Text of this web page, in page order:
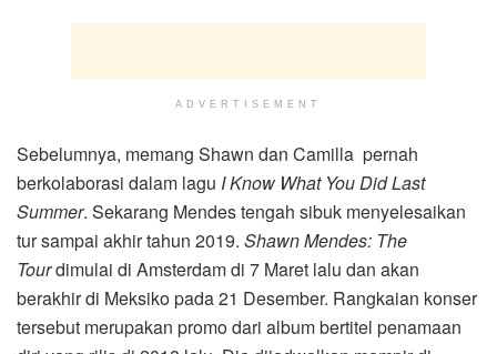
ADVERTISEMENT
Sebelumnya, memang Shawn dan Camilla pernah
berkolaborasi dalam lagu I Know What You Did Last
Summer. Sekarang Mendes tengah sibuk menyelesaikan
tur sampai akhir tahun 2019. Shawn Mendes: The
Tourdimulai di Amsterdam di 7 Maret lalu dan akan
berakhir di Meksiko pada 21 Desember. Rangkaian konser
tersebut merupakan promo dari album bertitel penamaan